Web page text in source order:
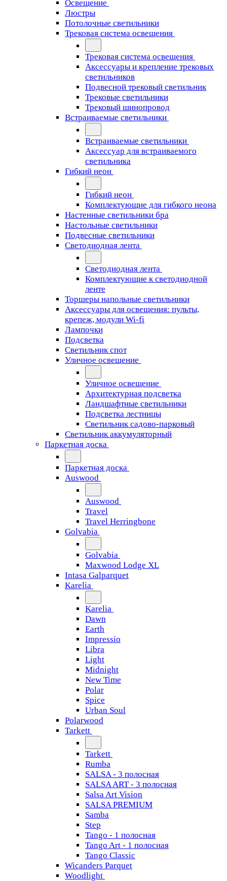
Освещение
Люстры
Потолочные светильники
Трековая система освещения
Трековая система освещения
Аксессуары и крепление трековых
светильников
Подвесной трековый светильник
Трековые светильники
Трековый шинопровод
Встраиваемые светильники
Встраиваемые светильники
Аксессуар для встраиваемого
светильника
Гибкий неон
Гибкий неон
Комплектующие для гибкого неона
Настенные светильники бра
Настольные светильники
Подвесные светильники
Светодиодная лента
Светодиодная лента
Комплектующие к светодиодной
ленте
Торшеры напольные светильники
Аксессуары для освещения: пульты,
крепеж, модули Wi-fi
Лампочки
Подсветка
Светильник спот
Уличное освещение
Уличное освещение
Архитектурная подсветка
Ландшафтные светильники
Подсветка лестницы
Светильник садово-парковый
Светильник аккумуляторный
Паркетная доска
Паркетная доска
Auswood
Auswood
Travel
Travel Herringbone
Golvabia
Golvabia
Maxwood Lodge XL
Intasa Galparquet
Karelia
Karelia
Dawn
Earth
Impressio
Libra
Light
Midnight
New Time
Polar
Spice
Urban Soul
Polarwood
Tarkett
Tarkett
Rumba
SALSA - 3 полосная
SALSA ART - 3 полосная
Salsa Art Vision
SALSA PREMIUM
Samba
Step
Tango - 1 полосная
Tango Art - 1 полосная
Tango Classiс
Wicanders Parquet
Woodlight